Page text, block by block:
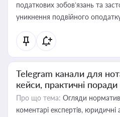
податкових зобов’язань та
уникнення подвійного
Telegram канали для
кейси, практичні поради
Про що тема: Огляди
коментарі експертів,